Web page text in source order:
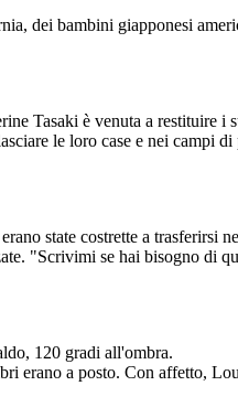
dei bambini giapponesi
Tasaki è venuta a restituire
le loro case e nei campi
state costrette a trasferirsi
"Scrivimi se hai bisogno di
120 gradi all'ombra.
erano a posto. Con affetto,